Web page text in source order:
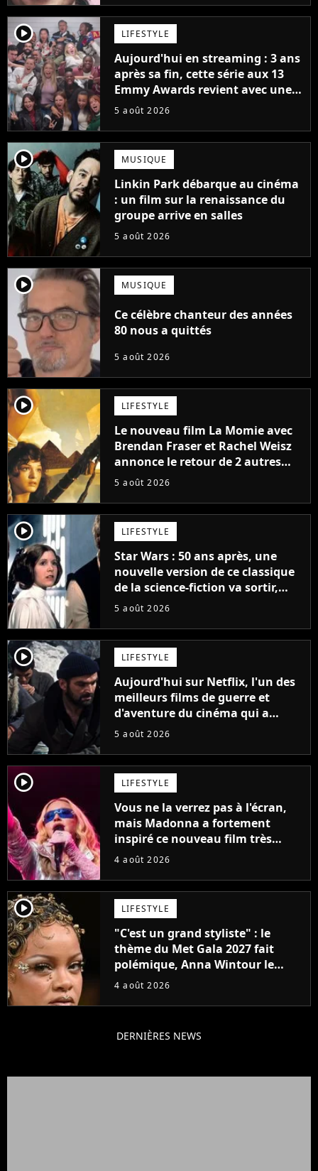
player2 LIFESTYLE
Aujourd'hui en streaming : 3 ans
après sa fin, cette série aux 13
Emmy Awards revient avec une
suite... totalement différente
5 août 2026
player2 MUSIQUE
Linkin Park débarque au cinéma
: un film sur la renaissance du
groupe arrive en salles
5 août 2026
player2 MUSIQUE
Ce célèbre chanteur des années
80 nous a quittés
5 août 2026
player2 LIFESTYLE
Le nouveau film La Momie avec
Brendan Fraser et Rachel Weisz
annonce le retour de 2 autres
personnages emblématiques de
5 août 2026
player2 LIFESTYLE
Star Wars : 50 ans après, une
nouvelle version de ce classique
de la science-fiction va sortir,
mais on ne la verra jamais en
5 août 2026
player2 LIFESTYLE
Aujourd'hui sur Netflix, l'un des
meilleurs films de guerre et
d'aventure du cinéma qui a
connu un succès retentissant à
5 août 2026
player2 LIFESTYLE
Vous ne la verrez pas à l'écran,
mais Madonna a fortement
inspiré ce nouveau film très
attendu
4 août 2026
player2 LIFESTYLE
"C'est un grand styliste" : le
thème du Met Gala 2027 fait
polémique, Anna Wintour le
défend
4 août 2026
DERNIÈRES NEWS